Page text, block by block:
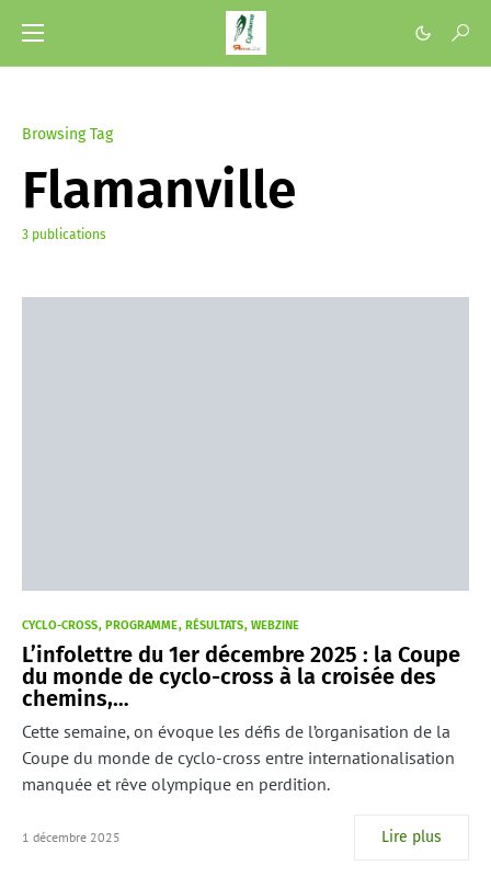
Browsing Tag
Flamanville
3 publications
CYCLO-CROSS PROGRAMME RÉSULTATS WEBZINE
L’infolettre du 1er décembre 2025 : la Coupe
du monde de cyclo-cross à la croisée des
chemins,…
Cette semaine, on évoque les défis de l’organisation de la
Coupe du monde de cyclo-cross entre internationalisation
manquée et rêve olympique en perdition.
1 décembre 2025 Lire plus